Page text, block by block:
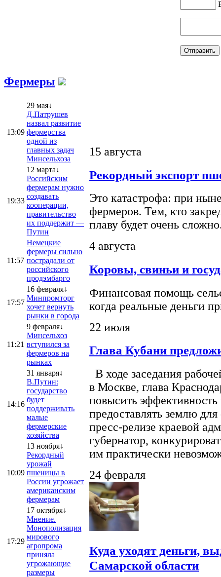
Фермеры
13:09
29 мая↓
Д.Патрушев
назвал развитие
фермерства
одной из
главных задач
Минсельхоза
19:33
12 марта↓
Российским
фермерам нужно
создавать
кооперации,
правительство
их поддержит —
Путин
11:57
Немецкие
фермеры сильно
пострадали от
российского
продэмбарго
17:57
16 февраля↓
Минпромторг
хочет вернуть
рынки в города
11:21
9 февраля↓
Минсельхоз
вступился за
фермеров на
рынках
14:16
31 января↓
В.Путин:
государство
будет
поддерживать
малые
фермерские
хозяйства
10:09
13 ноября↓
Рекордный
урожай
пшеницы в
России угрожает
американским
фермерам
17:29
17 октября↓
Мнение.
Монополизация
мирового
агропрома
приняла
угрожающие
размеры
15 августа
Рекордный экспорт
Это катастрофа: при
фермеров. Тем, кто
плаву будет очень
4 августа
Коровы, свиньи и
Финансовая помощь
когда реальные деньги
22 июля
Глава Кубани
В ходе заседания
в Москве, глава
повысить эффективность
предоставлять землю
пресс-релизе краевой
губернатор,
им практически
24 февраля
Куда уходят деньги,
Самарской области